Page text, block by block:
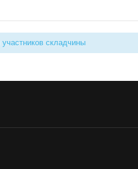
участников складчины